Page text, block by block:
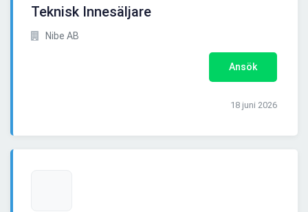
Teknisk Innesäljare
Nibe AB
Ansök
18 juni 2026